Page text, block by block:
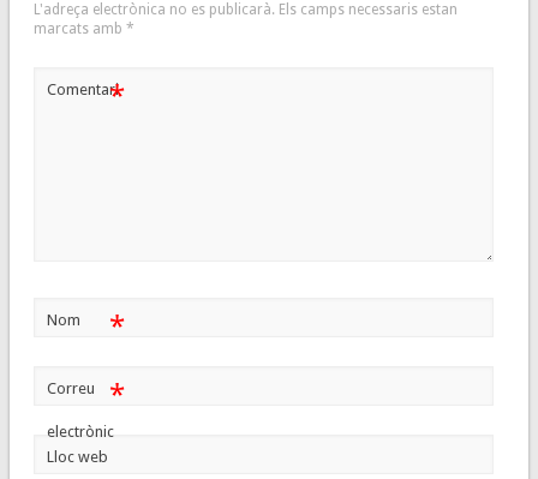
L'adreça electrònica no es publicarà. Els camps necessaris estan
marcats amb *
Comentari*
Nom *
Correu
electrònic
*
Lloc web